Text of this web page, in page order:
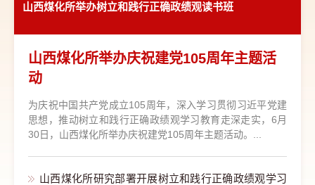
山西煤化所举办树立和践行正确政绩观读书班
山西煤化所举办庆祝建党105周年主题活
动
为庆祝中国共产党成立105周年，深入学习贯彻习近平党建
思想，推动树立和践行正确政绩观学习教育走深走实，6月
30日，山西煤化所举办庆祝建党105周年主题活动。...
山西煤化所研究部署开展树立和践行正确政绩观学习